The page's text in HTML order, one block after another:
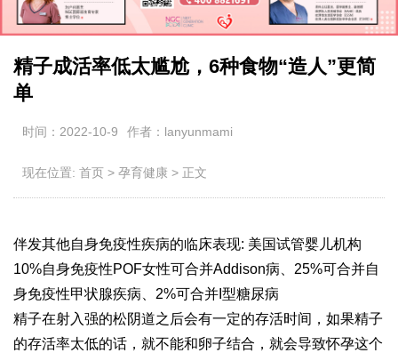
精子成活率低太尴尬，6种食物“造人”更简
单
时间：2022-10-9 作者：lanyunmami
现在位置: 首页 > 孕育健康 > 正文
伴发其他自身免疫性疾病的临床表现: 美国试管婴儿机构
10%自身免疫性POF女性可合并Addison病、25%可合并自
身免疫性甲状腺疾病、2%可合并I型糖尿病
精子在射入强的松阴道之后会有一定的存活时间，如果精子
的存活率太低的话，就不能和卵子结合，就会导致怀孕这个